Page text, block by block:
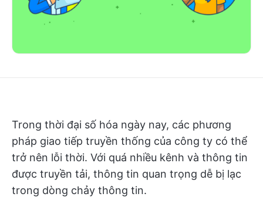
Trong thời đại số hóa ngày nay, các phương
pháp giao tiếp truyền thống của công ty có thể
trở nên lỗi thời. Với quá nhiều kênh và thông tin
được truyền tải, thông tin quan trọng dễ bị lạc
trong dòng chảy thông tin.